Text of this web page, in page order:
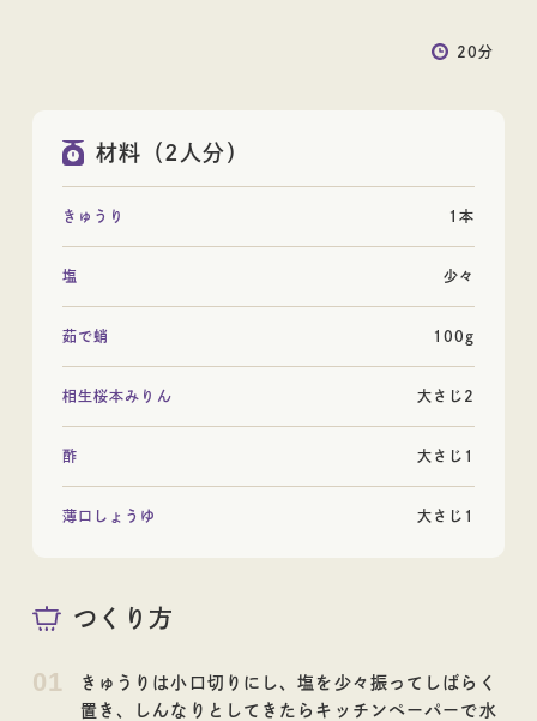
20分
材料（2人分）
きゅうり 1本
塩 少々
茹で蛸 100g
相生桜本みりん 大さじ2
酢 大さじ1
薄口しょうゆ 大さじ1
つくり方
01
きゅうりは小口切りにし、塩を少々振ってしばらく
置き、しんなりとしてきたらキッチンペーパーで水
その他蒸留酒
日本酒
ギフト